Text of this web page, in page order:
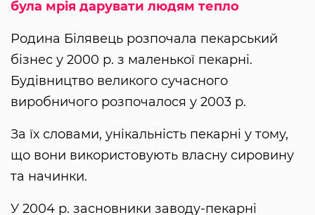
була мрія дарувати людям тепло
Родина Білявець розпочала пекарський
бізнес у 2000 р. з маленької пекарні.
Будівництво великого сучасного
виробничого розпочалося у 2003 р.
За їх словами, унікальність пекарні у тому,
що вони використовують власну сировину
та начинки.
У 2004 р. засновники заводу-пекарні